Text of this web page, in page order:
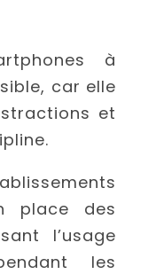
à
car elle
et
place des
l’usage
les